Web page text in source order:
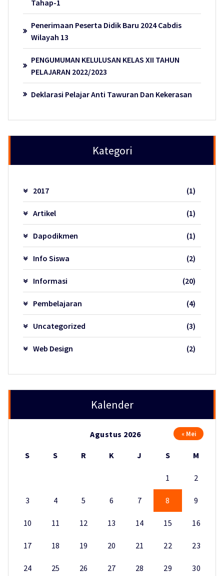
Tahap-1
Penerimaan Peserta Didik Baru 2024 Cabdis
Wilayah 13
PENGUMUMAN KELULUSAN KELAS XII TAHUN
PELAJARAN 2022/2023
Deklarasi Pelajar Anti Tawuran Dan Kekerasan
Kategori
2017 (1)
Artikel (1)
Dapodikmen (1)
Info Siswa (2)
Informasi (20)
Pembelajaran (4)
Uncategorized (3)
Web Design (2)
Kalender
Agustus 2026
S S R K J S M
1 2
3 4 5 6 7 8 9
10 11 12 13 14 15 16
17 18 19 20 21 22 23
24 25 26 27 28 29 30
« Mei